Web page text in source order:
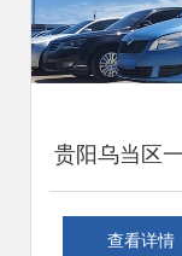
贵阳乌当区
汽车服务 违
查看详情